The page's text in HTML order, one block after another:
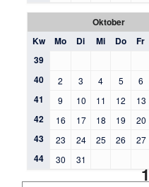
Oktober
Kw
Mo Di Mi Do Fr
39
40 2 3 4 5 6
41 9 10 11 12 13
42 16 17 18 19 20
43 23 24 25 26 27
44 30 31